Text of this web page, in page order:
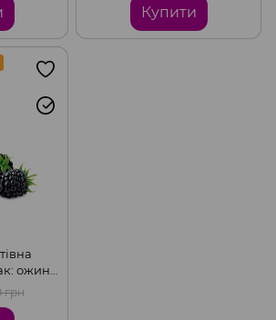
Купити
ожина
Nuei
грн